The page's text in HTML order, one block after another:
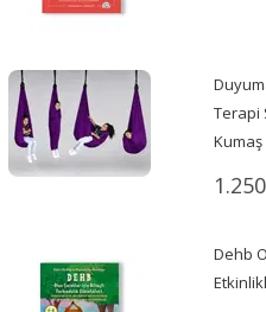
Terapi
Kumaş
Dehb